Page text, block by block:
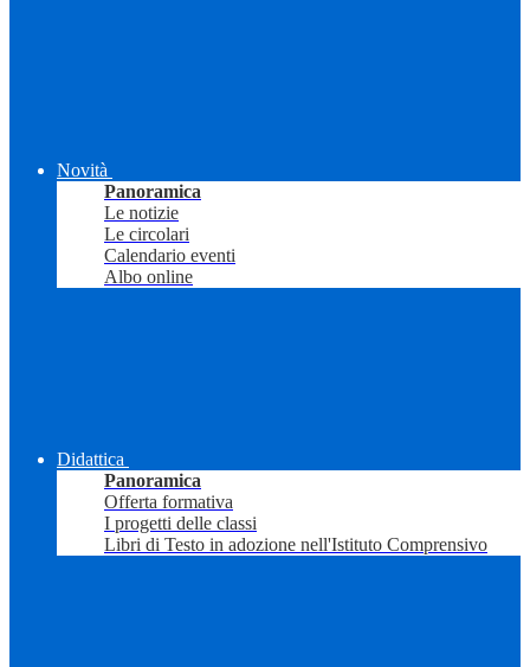
Novità
Panoramica
Le notizie
Le circolari
Calendario eventi
Albo online
Didattica
Panoramica
Offerta formativa
I progetti delle classi
Libri di Testo in adozione nell'Istituto Comprensivo